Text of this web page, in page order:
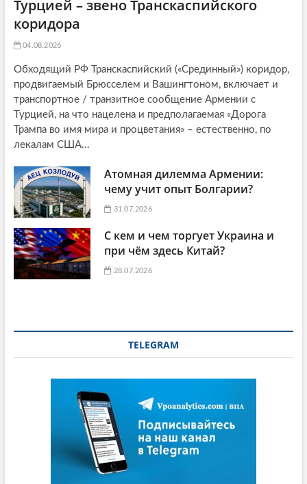
Турцией – звено Транскаспийского
коридора
04.08.2026
Обходящий РФ Транскаспийский («Срединный») коридор,
продвигаемый Брюсселем и Вашингтоном, включает и
транспортное / транзитное сообщение Армении с
Турцией, на что нацелена и предполагаемая «Дорога
Трампа во имя мира и процветания» – естественно, по
лекалам США...
Атомная дилемма Армении:
чему учит опыт Болгарии?
31.07.2026
С кем и чем торгует Украина и
при чём здесь Китай?
28.07.2026
TELEGRAM